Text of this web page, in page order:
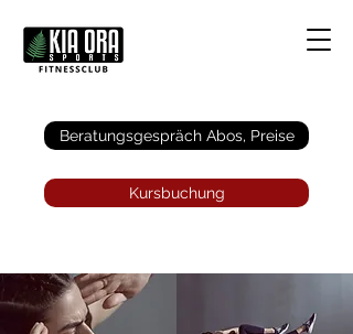
Beratungsgespräch Abos, Preise
Kursbuchung